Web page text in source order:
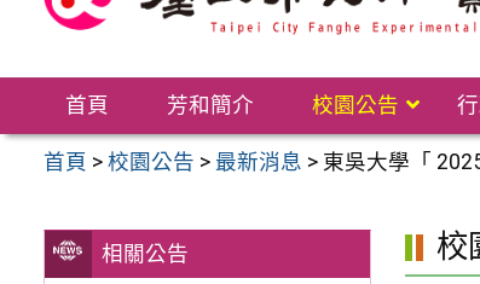
首頁 芳和簡介 校園公告
首頁 >校園公告 > 最新消息 > 東吳大學「
相關公告
校